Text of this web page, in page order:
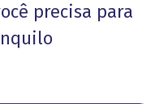
precisa para